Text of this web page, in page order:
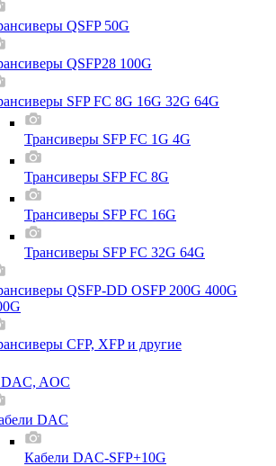
QSFP 50G
QSFP28 100G
SFP FC 8G 16G 32G 64G
Трансиверы SFP FC 1G 4G
Трансиверы SFP FC 8G
Трансиверы SFP FC 16G
Трансиверы SFP FC 32G 64G
QSFP-DD OSFP 200G 400G
CFP, XFP и другие
AOC
DAC
Кабели DAC-SFP+10G